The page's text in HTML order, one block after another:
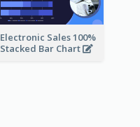
Electronic Sales 100%
Stacked Bar Chart